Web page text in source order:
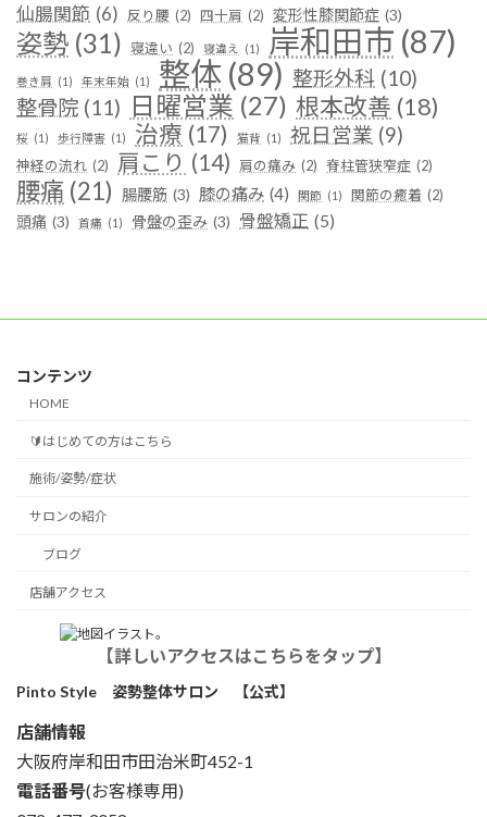
仙腸関節 (6) 反り腰 (2) 四十肩 (2) 変形性膝関節症 (3)
姿勢 (31) 寝違い (2) 寝違え (1) 岸和田市 (87)
巻き肩 (1) 年末年始 (1) 整体 (89) 整形外科 (10)
整骨院 (11) 日曜営業 (27) 根本改善 (18)
桜 (1) 歩行障害 (1) 治療 (17) 猫背 (1) 祝日営業 (9)
神経の流れ (2) 肩こり (14) 肩の痛み (2) 脊柱管狭窄症 (2)
腰痛 (21) 腸腰筋 (3) 膝の痛み (4) 関節 (1) 関節の癒着 (2)
頭痛 (3) 首痛 (1) 骨盤の歪み (3) 骨盤矯正 (5)
コンテンツ
HOME
🔰はじめての方はこちら
施術/姿勢/症状
サロンの紹介
ブログ
店舗アクセス
【詳しいアクセスはこちらをタップ】
Pinto Style 姿勢整体サロン 【公式】
店舗情報
大阪府岸和田市田治米町452-1
電話番号(お客様専用)